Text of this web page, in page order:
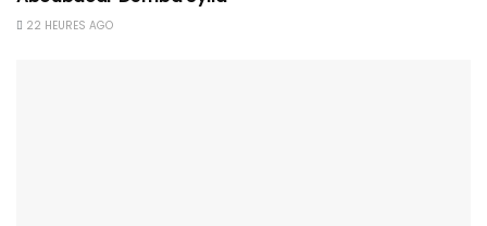
22 HEURES AGO